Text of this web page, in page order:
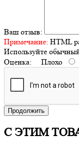
Ваш отзыв:
Примечание: HTML
Используйте обычный
Оценка: Плохо
Продолжить
С ЭТИМ